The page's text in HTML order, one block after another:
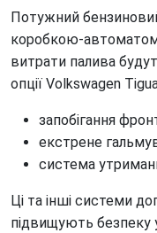
Потужний
коробкою-
витрати палива
опції Volkswagen
запобігання
екстрене
система
Ці та інші системи
підвищують безпеку